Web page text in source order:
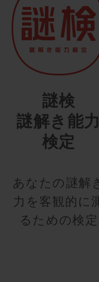
謎検
謎解き能
検定
あなたの謎解
力を客観的に
るための検定